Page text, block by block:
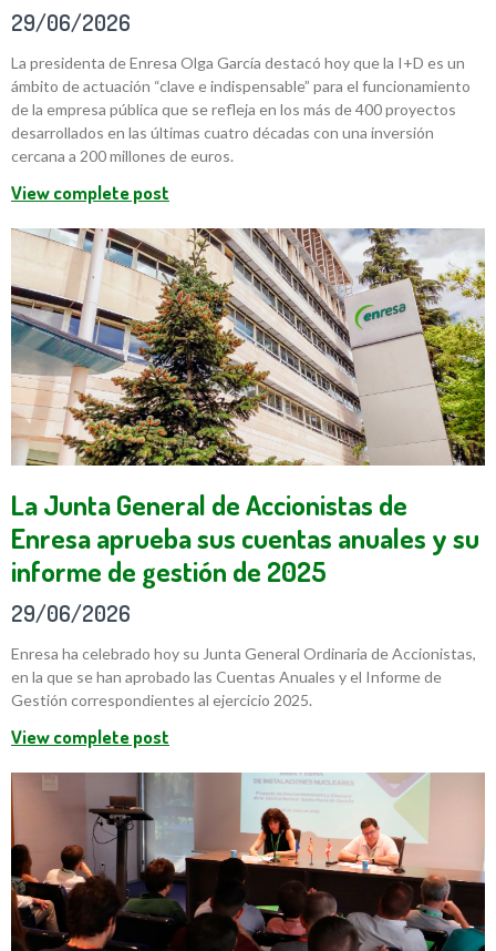
29/06/2026
La presidenta de Enresa Olga García destacó hoy que la I+D es un
ámbito de actuación “clave e indispensable” para el funcionamiento
de la empresa pública que se refleja en los más de 400 proyectos
desarrollados en las últimas cuatro décadas con una inversión
cercana a 200 millones de euros.
View complete post
La Junta General de Accionistas de
Enresa aprueba sus cuentas anuales y su
informe de gestión de 2025
29/06/2026
Enresa ha celebrado hoy su Junta General Ordinaria de Accionistas,
en la que se han aprobado las Cuentas Anuales y el Informe de
Gestión correspondientes al ejercicio 2025.
View complete post